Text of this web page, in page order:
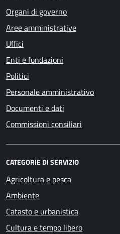
Organi di governo
Aree amministrative
Uffici
Enti e fondazioni
Politici
Personale amministrativo
Documenti e dati
Commissioni consiliari
CATEGORIE DI SERVIZIO
Agricoltura e pesca
Ambiente
Catasto e urbanistica
Cultura e tempo libero